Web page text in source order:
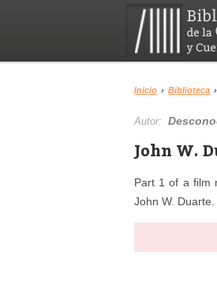
Inicio › Biblioteca ›
Autor:
John W.
Part 1 of a film
John W. Duarte.